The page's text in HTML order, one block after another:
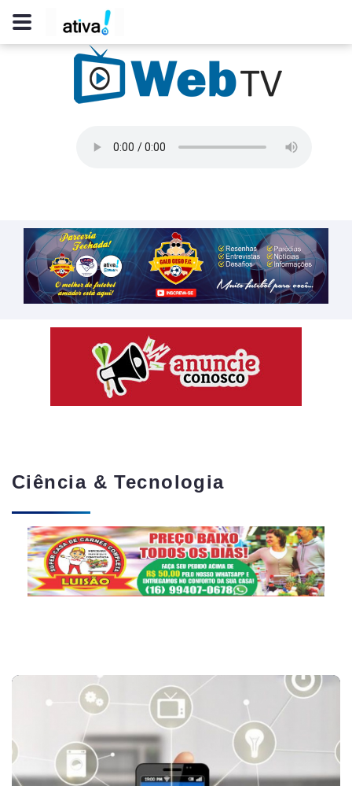
Ciência & Tecnologia